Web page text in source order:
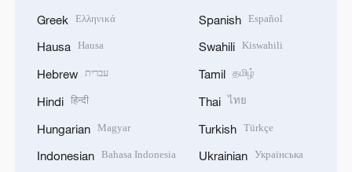
Greek Ελληνικά
Hausa Hausa
Hebrew עברית
Hindi हिन्दी
Hungarian Magyar
Indonesian Bahasa Indonesia
Spanish Español
Swahili Kiswahili
Tamil தமிழ்
Thai ไทย
Turkish Türkçe
Ukrainian Українська